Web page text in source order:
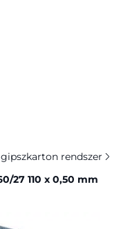
rendszer
27 110 x 0,50 mm